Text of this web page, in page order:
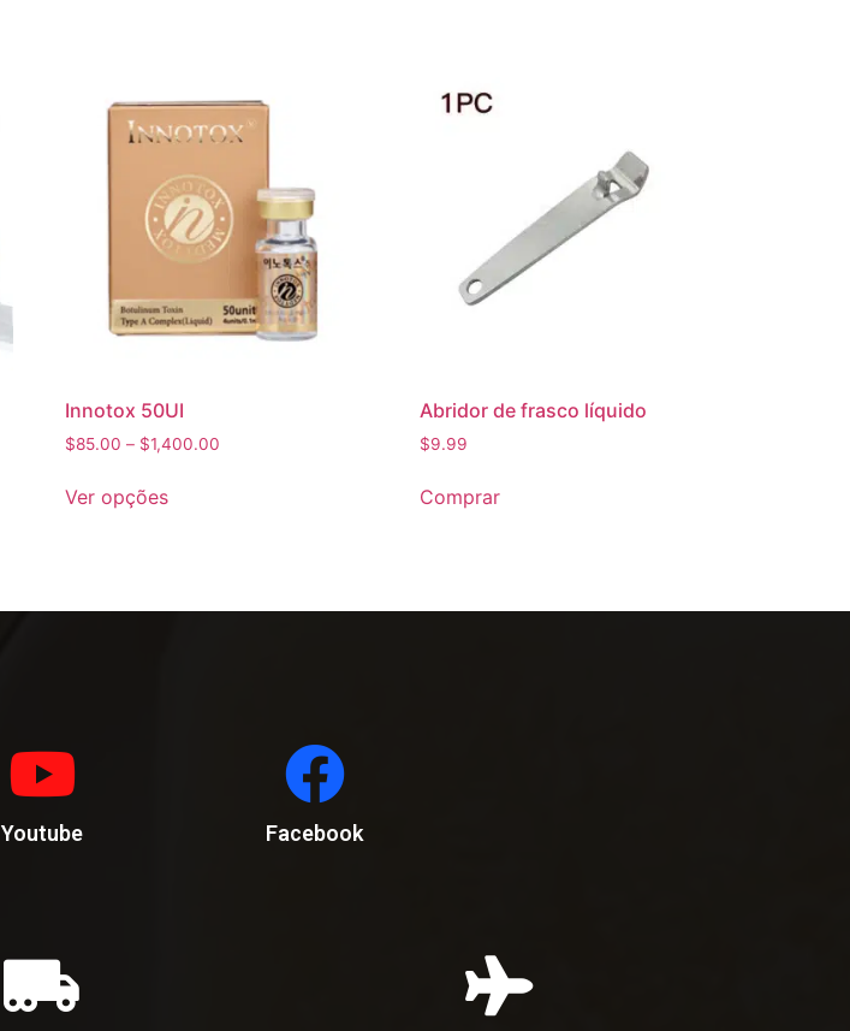
Innotox 50UI
$85.00 – $1,400.00
Ver opções
Abridor de frasco líquido
$9.99
Comprar
Youtube Facebook